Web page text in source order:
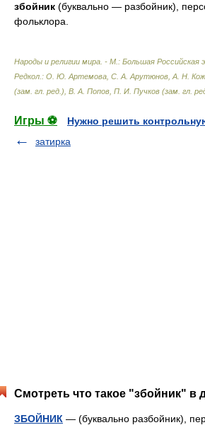
збойник (буквально — разбойник),
фольклора.
Народы и религии мира. - М.: Большая Российская
Редкол.: О. Ю. Артемова, С. А. Арутюнов, А. Н.
(зам. гл. ред.), В. А. Попов, П. И. Пучков (зам. гл.
Игры ⚽
Нужно решить
затирка
Смотреть что такое "збойник" в
ЗБОЙНИК — (буквально разбойник),